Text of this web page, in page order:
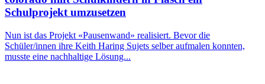
Schulprojekt umzusetzen
Nun ist das Projekt «Pausenwand» realisiert. Bevor die
Schüler/innen ihre Keith Haring Sujets selber aufmalen konnten,
musste eine nachhaltige Lösung...